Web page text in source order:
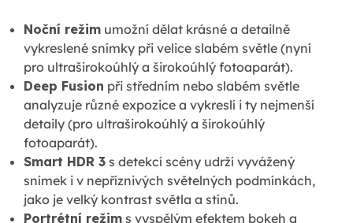
Noční režim umožní dělat krásné a detailně
vykreslené snímky při velice slabém světle (nyní
pro ultraširokoúhlý a širokoúhlý fotoaparát).
Deep Fusion při středním nebo slabém světle
analyzuje různé expozice a vykreslí i ty nejmenší
detaily (pro ultraširokoúhlý a širokoúhlý
fotoaparát).
Smart HDR 3 s detekcí scény udrží vyvážený
snímek i v nepříznivých světelných podmínkách,
jako je velký kontrast světla a stínů.
Portrétní režim s vyspělým efektem bokeh a